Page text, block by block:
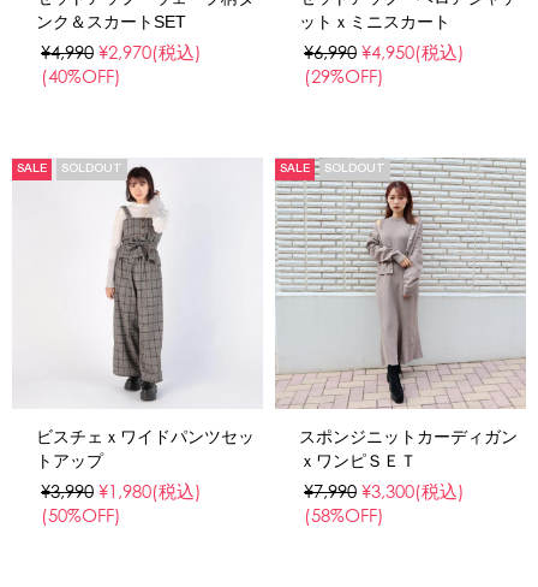
ンク＆スカートSET
¥4,990 ¥2,970(税込)
(40%OFF)
ットｘミニスカート
¥6,990 ¥4,950(税込)
(29%OFF)
SALE SOLDOUT
ビスチェｘワイドパンツセッ
トアップ
¥3,990 ¥1,980(税込)
(50%OFF)
SALE SOLDOUT
スポンジニットカーディガン
ｘワンピＳＥＴ
¥7,990 ¥3,300(税込)
(58%OFF)